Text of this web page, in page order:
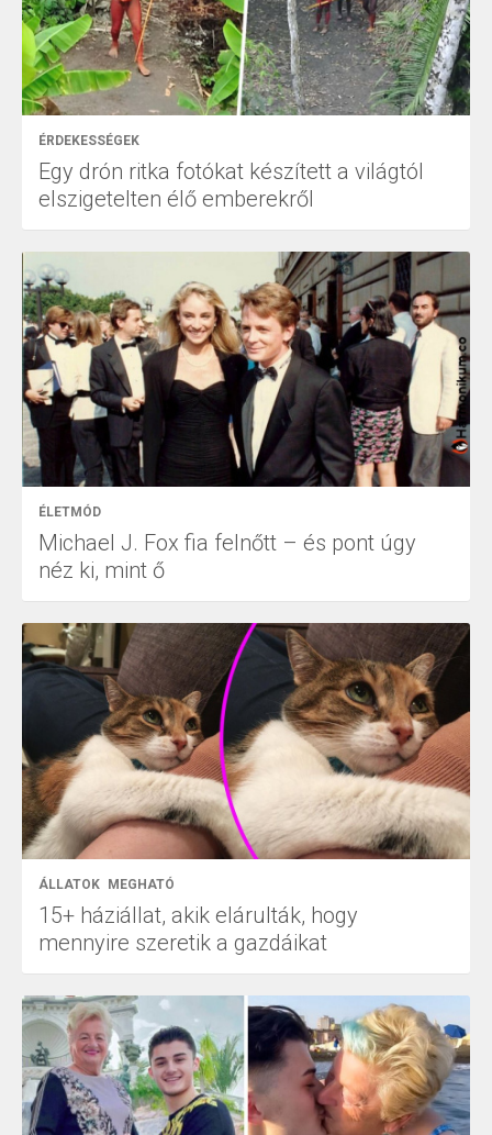
ÉRDEKESSÉGEK
Egy drón ritka fotókat készített a világtól
elszigetelten élő emberekről
ÉLETMÓD
Michael J. Fox fia felnőtt – és pont úgy
néz ki, mint ő
ÁLLATOK MEGHATÓ
15+ háziállat, akik elárulták, hogy
mennyire szeretik a gazdáikat